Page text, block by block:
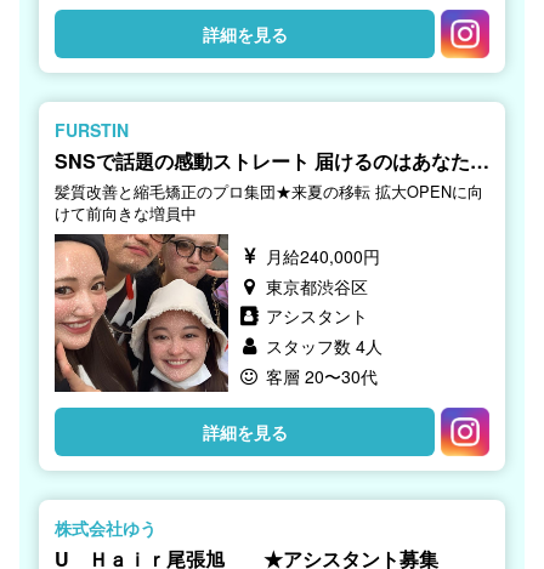
詳細を見る
FURSTIN
SNSで話題の感動ストレート 届けるのはあなたで
す
髪質改善と縮毛矯正のプロ集団★来夏の移転 拡大OPENに向
けて前向きな増員中
月給240,000円
東京都渋谷区
アシスタント
スタッフ数 4人
客層 20〜30代
詳細を見る
株式会社ゆう
U Ｈａｉｒ尾張旭 ★アシスタント募集